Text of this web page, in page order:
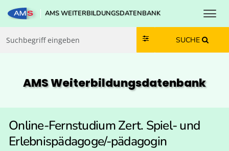
Zum Inhalt springen
Zum Navmenü springen
Zur Suche springen
Zur Footer springen
AMS WEITERBILDUNGSDATENBANK
SUCHE
AMS Weiterbildungs­datenbank
Online-Fernstudium Zert. Spiel- und
Erlebnispädagoge/-pädagogin